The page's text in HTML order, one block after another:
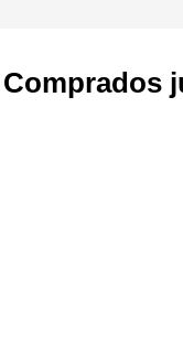
Comprados